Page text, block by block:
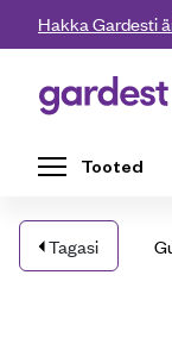
Liigu edasi põhisisu
Hakka Gardesti
Tooted
Tagasi